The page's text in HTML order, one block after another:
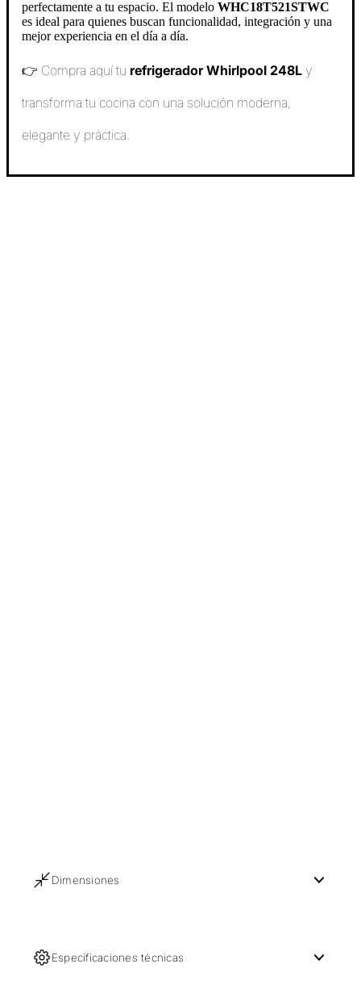
perfectamente a tu espacio. El modelo WHC18T521STWC
es ideal para quienes buscan funcionalidad, integración y una
mejor experiencia en el día a día.
👉 Compra aquí tu refrigerador Whirlpool 248L y
transforma tu cocina con una solución moderna,
elegante y práctica.
Dimensiones
Especificaciones técnicas